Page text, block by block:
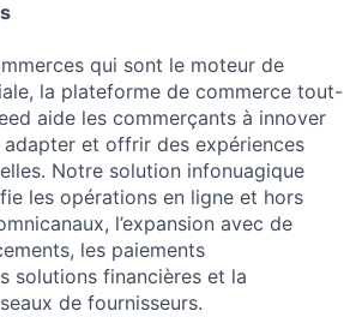
qui sont le moteur de
la plateforme de commerce tout-
aide les commerçants à innover
et offrir des expériences
Notre solution infonuagique
les opérations en ligne et hors
l’expansion avec de
les paiements
solutions financières et la
de fournisseurs.